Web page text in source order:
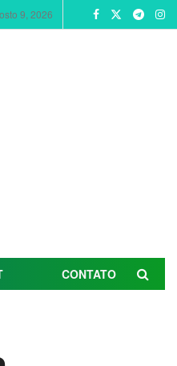
9, 2026
CONTATO